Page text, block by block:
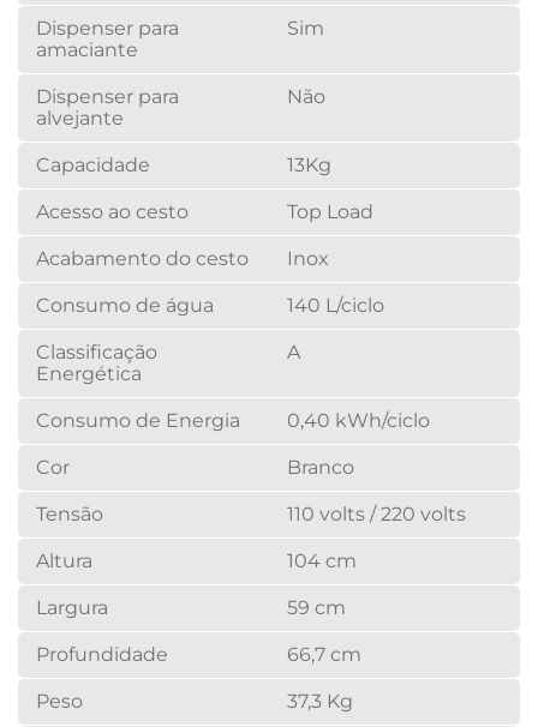
Dispenser para
amaciante
Sim
Dispenser para
alvejante
Não
Capacidade 13Kg
Acesso ao cesto Top Load
Acabamento do cesto Inox
Consumo de água 140 L/ciclo
Classificação
Energética
A
Consumo de Energia 0,40 kWh/ciclo
Cor Branco
Tensão 110 volts / 220 volts
Altura 104 cm
Largura 59 cm
Profundidade 66,7 cm
Peso 37,3 Kg